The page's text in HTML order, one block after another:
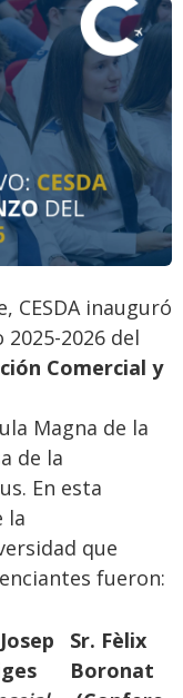
CESDA inauguró
2026 del
Comercial y
Magna de la
de la
En esta
la
que
fueron:
Sr. Fèlix
Boronat